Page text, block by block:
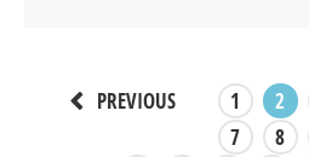
PREVIOUS 1 2
7
8